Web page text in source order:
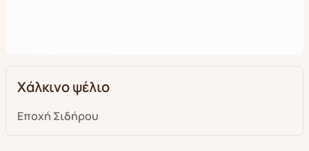
Χάλκινο ψέλιο
Εποχή Σιδήρου